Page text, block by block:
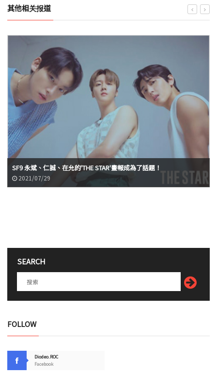
其他相关报道
SF9 永斌、仁誠、在允的'THE STAR'畫報成為了話題！
2021/07/29
SEARCH
FOLLOW
Diodeo.ROC
Facebook